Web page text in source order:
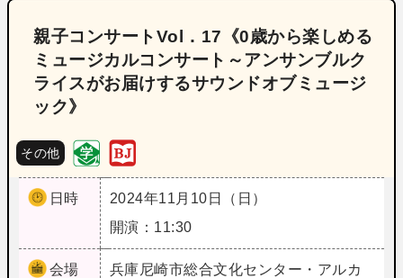
親子コンサートVol．17《0歳から楽しめる
ミュージカルコンサート～アンサンブルク
ライスがお届けするサウンドオブミュージ
ック》
その他
日時
2024年11月10日（日）
開演：11:30
会場 兵庫尼崎市総合文化センター・アルカ